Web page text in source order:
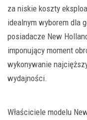
za niskie koszty
idealnym wyborem dla
posiadacze New
imponujący moment
wykonywanie
wydajności.
Właściciele modelu